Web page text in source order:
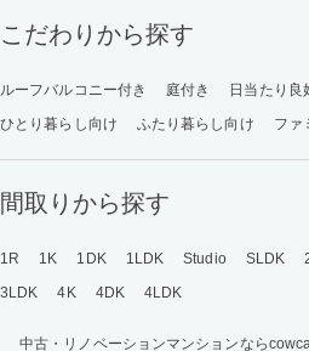
こだわりから探す
ルーフバルコニー付き 庭付き 日当たり良
ひとり暮らし向け
ふたり暮らし向け ファ
間取りから探す
1R 1K 1DK 1LDK Studio SLDK
3LDK
4K 4DK 4LDK
中古・リノベーションマンションなら